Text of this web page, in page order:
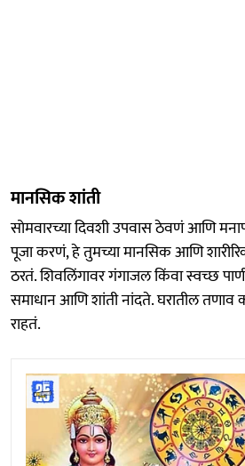
मानसिक शांती
सोमवारच्या दिवशी उपवास ठेवणं आणि
पूजा करणं, हे तुमच्या मानसिक आणि
ठरतं. शिवलिंगावर गंगाजल किंवा स्वच्छ
समाधान आणि शांती नांदते. घरातील तणाव
राहतं.